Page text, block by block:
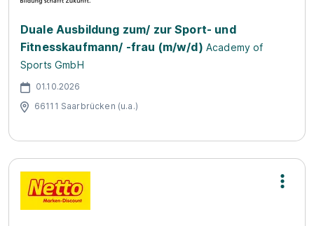
Duale Ausbildung zum/ zur Sport- und
Fitnesskaufmann/ -frau (m/w/d) Academy of
Sports GmbH
01.10.2026
66111 Saarbrücken (u.a.)